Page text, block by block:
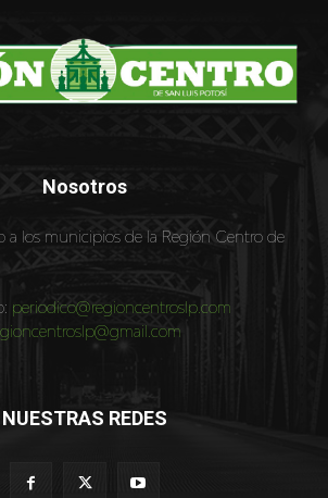
Nosotros
a los municipios de la Región Centro de
periodico@regioncentroslp.com
NUESTRAS REDES